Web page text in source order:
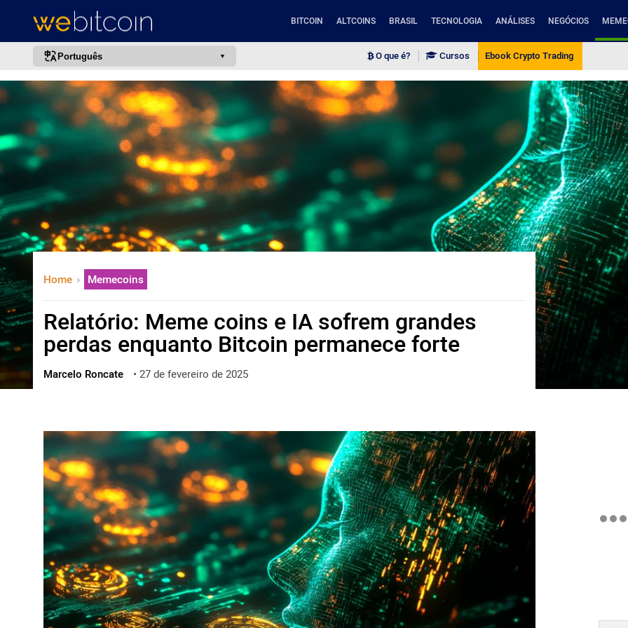
BITCOIN ALTCOINS BRASIL TECNOLOGIA ANÁLISES NEGÓCIOS
Português
português (BR)
english
español
中文
한국어
العربية
ไทย
ქართული
O que é? Cursos Ebook Crypto Trading
Home Memecoins
Relatório: Meme coins e IA sofrem grandes
perdas enquanto Bitcoin permanece forte
Marcelo Roncate • 27 de fevereiro de 2025